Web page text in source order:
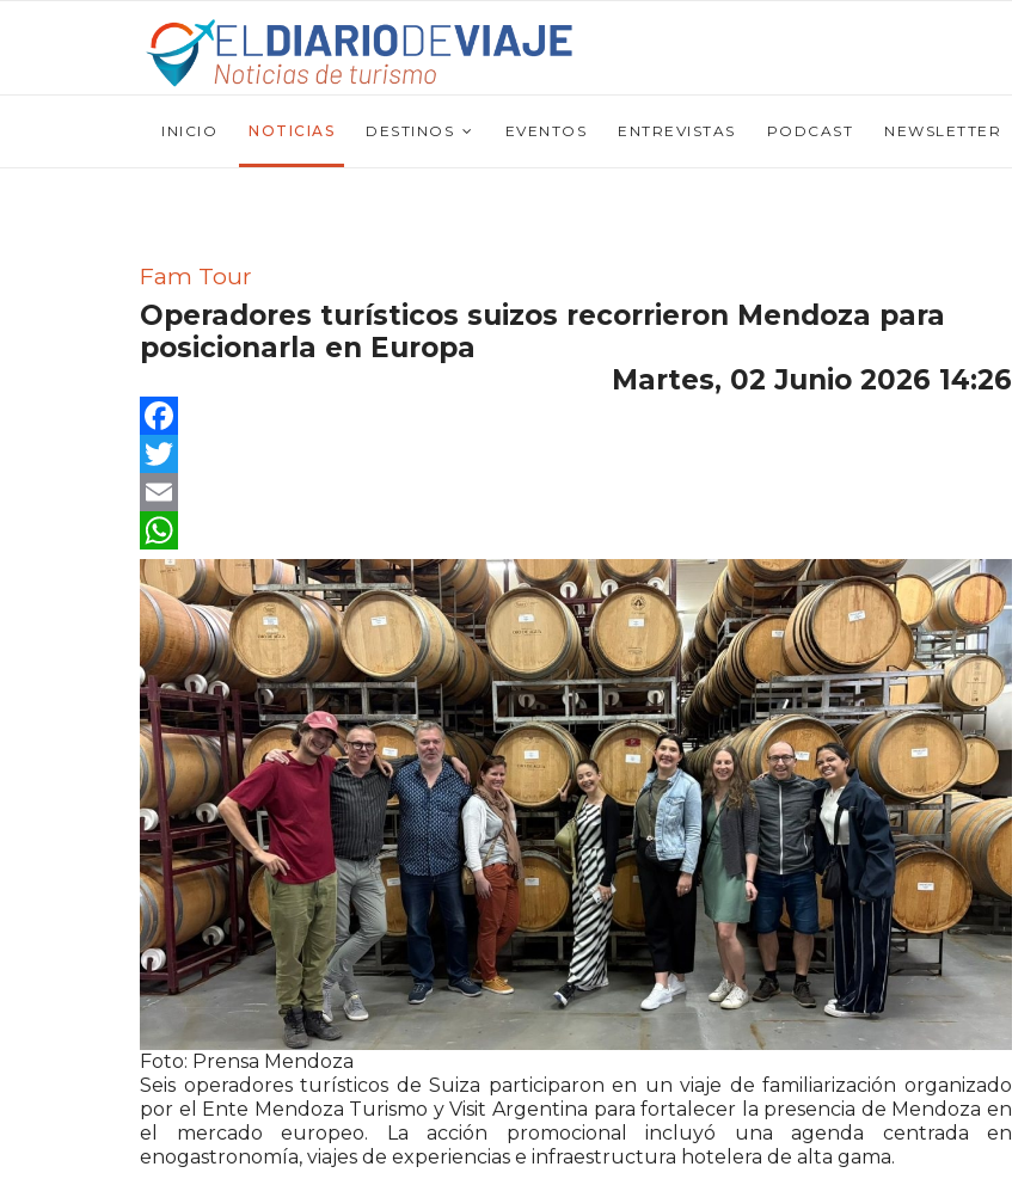
INICIO NOTICIAS DESTINOS EVENTOS ENTREVISTAS PODCAST NEWSLETTER
Fam Tour
Operadores turísticos suizos recorrieron Mendoza para
posicionarla en Europa
Martes, 02 Junio 2026 14:26
Facebook
Twitter
Email
WhatsApp
Foto: Prensa Mendoza
Seis operadores turísticos de Suiza participaron en un viaje de familiarización organizado
por el Ente Mendoza Turismo yVisit Argentina para fortalecer la presencia de Mendoza en
el mercado europeo. La acción promocional incluyó una agenda centrada en
enogastronomía, viajes de experiencias e infraestructura hotelera de alta gama.